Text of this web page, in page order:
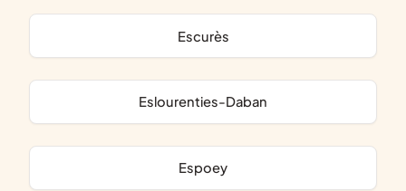
Escurès
Eslourenties-Daban
Espoey